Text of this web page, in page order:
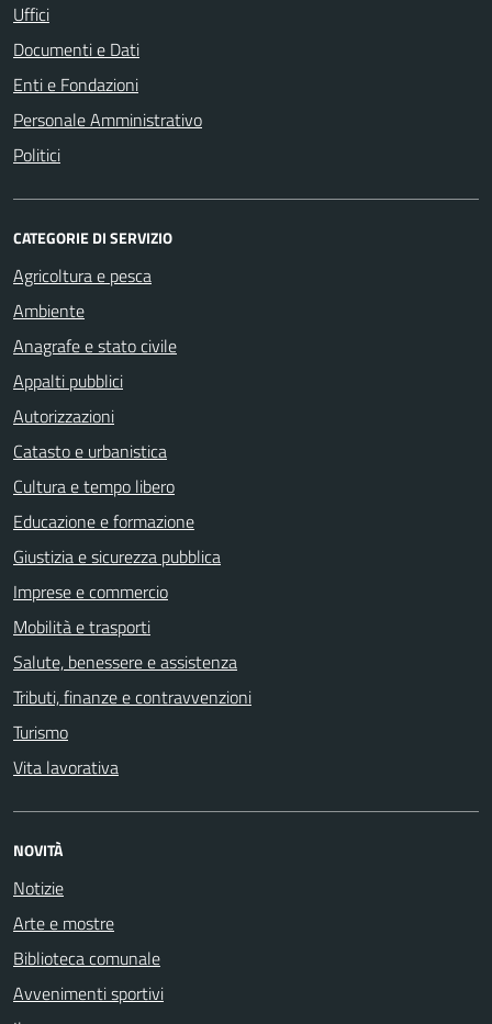
Uffici
Documenti e Dati
Enti e Fondazioni
Personale Amministrativo
Politici
CATEGORIE DI SERVIZIO
Agricoltura e pesca
Ambiente
Anagrafe e stato civile
Appalti pubblici
Autorizzazioni
Catasto e urbanistica
Cultura e tempo libero
Educazione e formazione
Giustizia e sicurezza pubblica
Imprese e commercio
Mobilità e trasporti
Salute, benessere e assistenza
Tributi, finanze e contravvenzioni
Turismo
Vita lavorativa
NOVITÀ
Notizie
Arte e mostre
Biblioteca comunale
Avvenimenti sportivi